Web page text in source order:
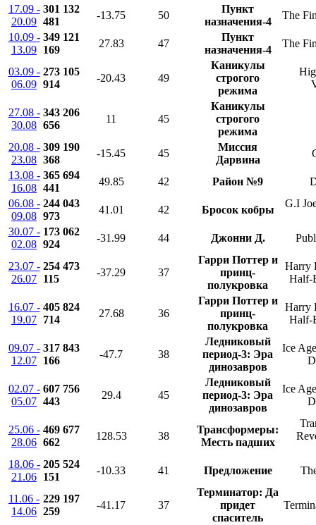
17.09 -
20.09
301 132
481
-13.75 50
Пункт
назначения-4
The
10.09 -
13.09
349 121
169
27.83 47
Пункт
назначения-4
The
03.09 -
06.09
273 105
914
-20.43 49
Каникулы
строгого
режима
27.08 -
30.08
343 206
656
11 45
Каникулы
строгого
режима
20.08 -
23.08
309 190
368
-15.45 45
Миссия
Дарвина
13.08 -
16.08
365 694
441
49.85 42 Район №9
06.08 -
09.08
244 043
973
41.01 42 Бросок кобры
G.I
30.07 -
02.08
173 062
924
-31.99 44 Джонни Д.
23.07 -
26.07
254 473
115
-37.29 37
Гарри Поттер и
принц-
полукровка
Harry
Half-
16.07 -
19.07
405 824
714
27.68 36
Гарри Поттер и
принц-
полукровка
Harry
Half-
09.07 -
12.07
317 843
166
-47.7 38
Ледниковый
период-3: Эра
динозавров
Ice
02.07 -
05.07
607 756
443
29.4 45
Ледниковый
период-3: Эра
динозавров
Ice
25.06 -
28.06
469 677
662
128.53 38
Трансформеры:
Месть падших
18.06 -
21.06
205 524
151
-10.33 41 Предложение
11.06 -
14.06
229 197
259
-41.17 37
Терминатор: Да
придет
спаситель